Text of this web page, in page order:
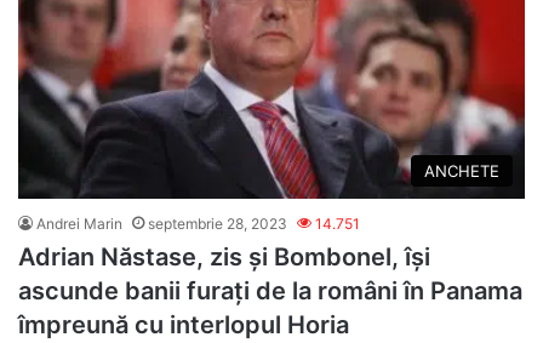
ANCHETE
Andrei Marin septembrie 28, 2023 14.751
Adrian Năstase, zis și Bombonel, își
ascunde banii furați de la români în Panama
împreună cu interlopul Horia